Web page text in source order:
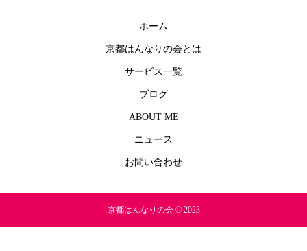
ホーム
京都はんなりの会とは
サービス一覧
ブログ
ABOUT ME
ニュース
お問い合わせ
京都はんなりの会 © 2023